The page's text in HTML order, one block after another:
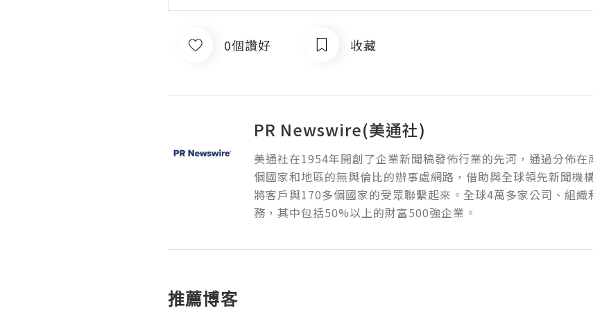
0個讚好 收藏
PR Newswire(美通社)
美通社在1954年開創了企業新聞稿發佈行業的先河，通過分佈
個國家和地區的無與倫比的辦事處網路，借助與全球領先新聞機
將客戶與170多個國家的受眾聯繫起來。全球4萬多家公司、組
務，其中包括50%以上的財富500強企業。
推薦博客